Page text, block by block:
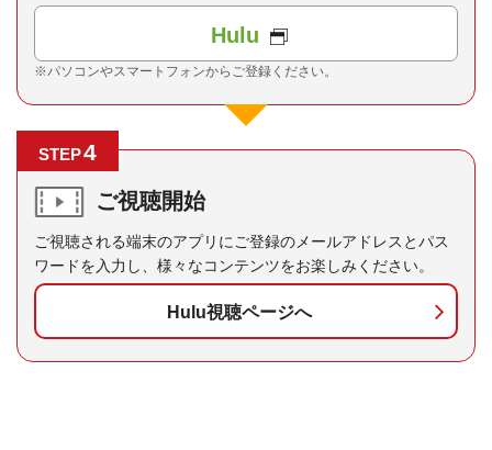
Hulu
※パソコンやスマートフォンからご登録ください。
STEP4
ご視聴開始
ご視聴される端末のアプリにご登録のメールアドレスとパス
ワードを入力し、様々なコンテンツをお楽しみください。
Hulu視聴ページへ